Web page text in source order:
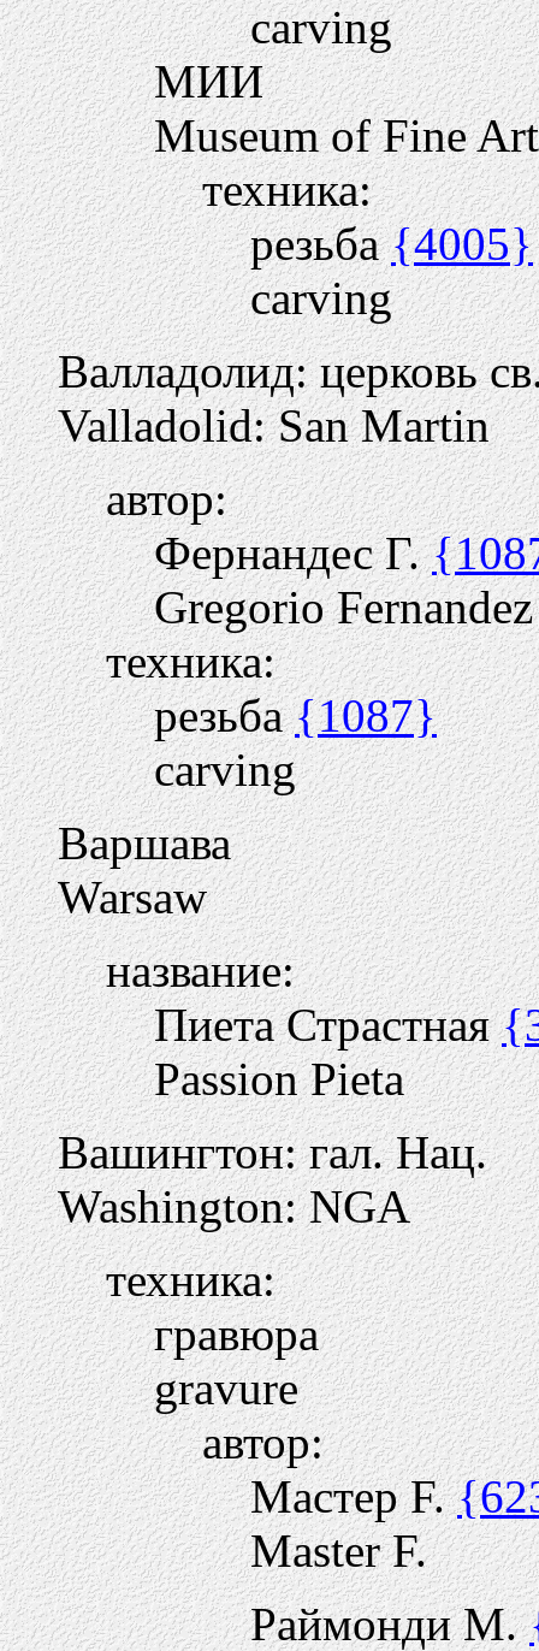
carving
МИИ
Museum of Fine
техника:
резьба{4005}
carving
Валладолид: церковь
Valladolid: San Martin
автор:
Фернандес Г.
Gregorio Fernandez
техника:
резьба{1087}
carving
Варшава
Warsaw
название:
Пиета Страстная
Passion Pieta
Вашингтон: гал. Нац.
Washington: NGA
техника:
гравюра
gravure
автор:
Мастер F.
Master F.
Раймонди М.